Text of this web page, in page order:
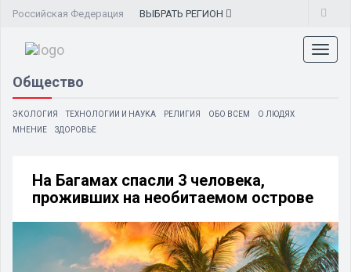
Российская Федерация ВЫБРАТЬ РЕГИОН
Общество
ЭКОЛОГИЯ ТЕХНОЛОГИИ И НАУКА РЕЛИГИЯ ОБО ВСЕМ
О ЛЮДЯХ
МНЕНИЕ
ЗДОРОВЬЕ
На Багамах спасли 3 человека,
проживших на необитаемом острове